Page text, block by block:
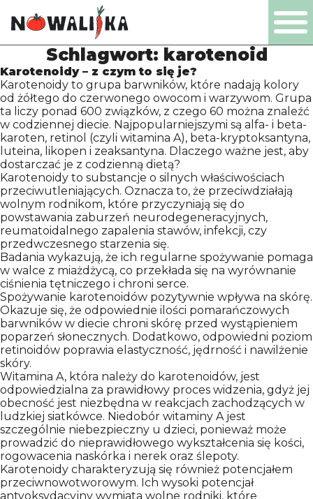
PL EN DE NL
PRODUKTE
UNTERNEHMEN
ZERTIFIKATE
PRODUKTION
KONTAKT
Schlagwort: karotenoid
Karotenoidy – z czym to się je?
Karotenoidy to grupa barwników, które nadają kolory
od żółtego do czerwonego owocom i warzywom. Grupa
ta liczy ponad 600 związków, z czego 60 można znaleźć
w codziennej diecie. Najpopularniejszymi są alfa- i beta-
karoten, retinol (czyli witamina A), beta-kryptoksantyna,
luteina, likopen i zeaksantyna. Dlaczego ważne jest, aby
dostarczać je z codzienną dietą?
Karotenoidy to substancje o silnych właściwościach
przeciwutleniających. Oznacza to, że przeciwdziałają
wolnym rodnikom, które przyczyniają się do
powstawania zaburzeń neurodegeneracyjnych,
reumatoidalnego zapalenia stawów, infekcji, czy
przedwczesnego starzenia się.
Badania wykazują, że ich regularne spożywanie pomaga
w walce z miażdżycą, co przekłada się na wyrównanie
ciśnienia tętniczego i chroni serce.
Spożywanie karotenoidów pozytywnie wpływa na skórę.
Okazuje się, że odpowiednie ilości pomarańczowych
barwników w diecie chroni skórę przed wystąpieniem
poparzeń słonecznych. Dodatkowo, odpowiedni poziom
retinoidów poprawia elastyczność, jędrność i nawilżenie
skóry.
Witamina A, która należy do karotenoidów, jest
odpowiedzialna za prawidłowy proces widzenia, gdyż jej
obecność jest niezbędna w reakcjach zachodzących w
ludzkiej siatkówce. Niedobór witaminy A jest
szczególnie niebezpieczny u dzieci, ponieważ może
prowadzić do nieprawidłowego wykształcenia się kości,
rogowacenia naskórka i nerek oraz ślepoty.
Karotenoidy charakteryzują się również potencjałem
przeciwnowotworowym. Ich wysoki potencjał
antyoksydacyjny wymiata wolne rodniki, które